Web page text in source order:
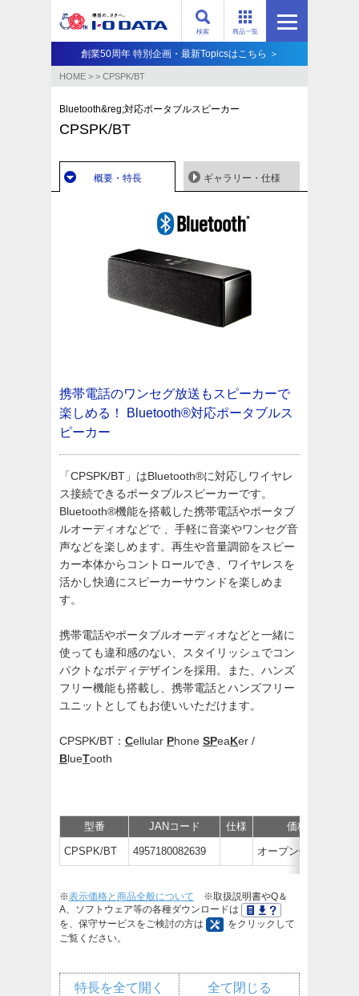
商品一覧
検索
創業50周年 特別企画・最新Topicsはこちら ＞
HOME > > CPSPK/BT
Bluetooth&reg;対応ポータブルスピーカー
CPSPK/BT
概要・特長 ギャラリー・仕様
携帯電話のワンセグ放送もスピーカーで
楽しめる！
Bluetooth®対応ポータブルス
ピーカー
「CPSPK/BT」はBluetooth®に対応しワイヤレ
ス接続できるポータブルスピーカーです。
Bluetooth®機能を搭載した携帯電話やポータブ
ルオーディオなどで 、手軽に音楽やワンセグ音
声などを楽しめます。再生や音量調節をスピー
カー本体からコントロールでき、ワイヤレスを
活かし快適にスピーカーサウンドを楽しめま
す。
携帯電話やポータブルオーディオなどと一緒に
使っても違和感のない、スタイリッシュでコン
パクトなボディデザインを採用。また、ハンズ
フリー機能も搭載し、携帯電話とハンズフリー
ユニットとしてもお使いいただけます。
CPSPK/BT： Cellular Phone SPeaKer /
BlueTooth
型番 JANコード 仕様 価格
CPSPK/BT 4957180082639 オープン価格
※表示価格と商品全般について ※取扱説明書やQ＆
A、ソフトウェア等の各種ダウンロードは
を、保守サービスをご検討の方は
をクリックして
ご覧ください。
全て閉じる
特長を全て開く